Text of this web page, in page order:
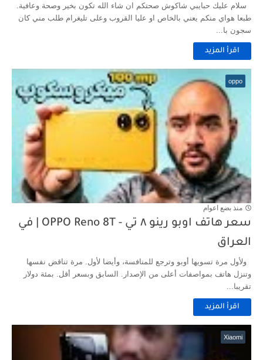
سلام عليك حبايبي شاكوش صحتكم ان شاء الله تكون بخير وصحة وعافية.
طبعا هواي منكم يعني بالخاص او عليا القروب وعلى تليغرام طلب مني كان
سجون با...
اقرأ المزيد
oppo
منذ بضع اعوام
سعر هاتف اوبو رينو ٨ تي - OPPO Reno 8T | في
العراق
ولأول مرة تسويها أوبو وترجع للمنافسة، وأيضا لأول. مرة تناقض نفسها
وتنزل هاتف بمواصفات أعلى من الإصدار. السابق وبسعر أقل. بمئة دولار
تقريبا...
اقرأ المزيد
Xiaomi